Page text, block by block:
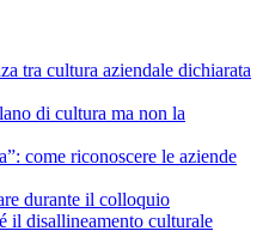
tra cultura aziendale dichiarata
di cultura ma non la
come riconoscere le aziende
durante il colloquio
il disallineamento culturale